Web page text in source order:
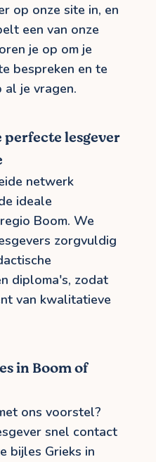
op onze site in, en
een van onze
je op om je
bespreken en te
je vragen.
perfecte lesgever
netwerk
ideale
Boom. We
zorgvuldig
diploma's, zodat
van kwalitatieve
in Boom of
ons voorstel?
snel contact
bijles Grieks in